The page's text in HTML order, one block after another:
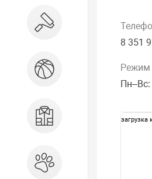
Ремонт и
Спорт и отдых
Одежда, обувь,
8 351
Режим
Пн–Вс:
загрузка